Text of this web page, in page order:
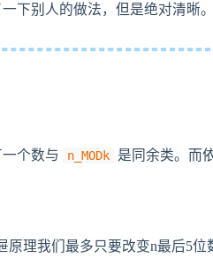
下别人的做法，但是绝对清晰
个数与 n_MODk
是同余类。而
原理我们最多只要改变n最后5位